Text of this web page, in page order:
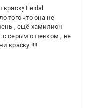
Feidal
того что она не
, ещё хамилион
с серым оттенком , не
краску !!!!